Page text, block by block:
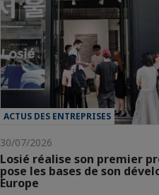
ACTUS DES ENTREPRISES
30/07/2026
Losié réalise son premier
pose les bases de son
Europe